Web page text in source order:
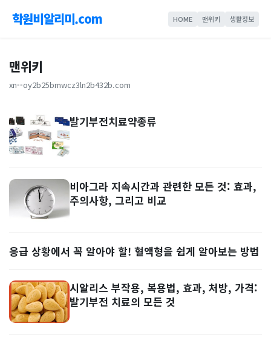
학원비알리미.com HOME 맨위키 생활정보
맨위키
xn--oy2b25bmwcz3ln2b432b.com
발기부전치료약종류
비아그라 지속시간과 관련한 모든 것: 효과,
주의사항, 그리고 비교
응급 상황에서 꼭 알아야 할! 혈액형을 쉽게 알아보는 방법
시알리스 부작용, 복용법, 효과, 처방, 가격:
발기부전 치료의 모든 것